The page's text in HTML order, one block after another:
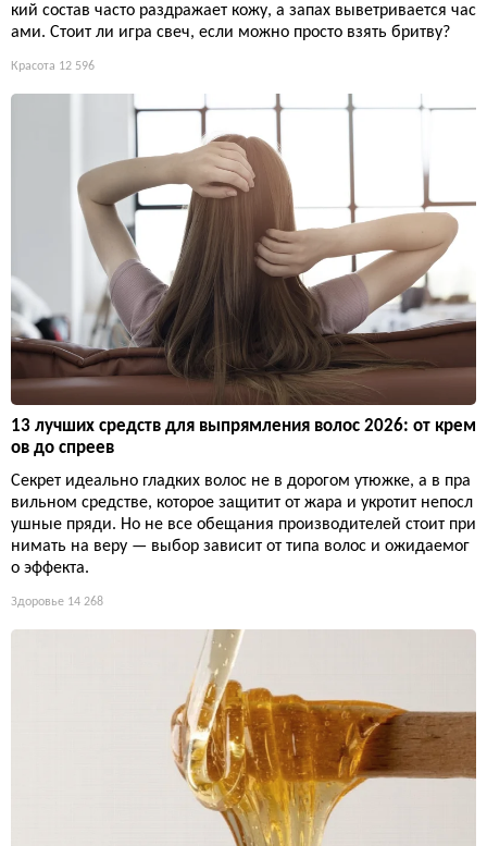
кий состав часто раздражает кожу, а запах выветривается час
ами. Стоит ли игра свеч, если можно просто взять бритву?
Красота 12 596
13 лучших средств для выпрямления волос 2026: от крем
ов до спреев
Секрет идеально гладких волос не в дорогом утюжке, а в пра
вильном средстве, которое защитит от жара и укротит непосл
ушные пряди. Но не все обещания производителей стоит при
нимать на веру — выбор зависит от типа волос и ожидаемог
о эффекта.
Здоровье 14 268